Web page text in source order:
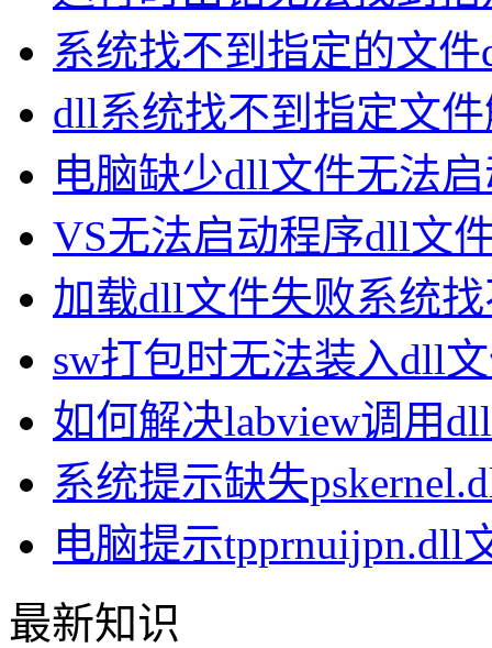
系统找不到指定的文
dll系统找不到指定文
电脑缺少dll文件无法
VS无法启动程序dll文
加载dll文件失败系统
sw打包时无法装入dll
如何解决labview调用
系统提示缺失
电脑提示tpprnuijpn.dll
最新知识